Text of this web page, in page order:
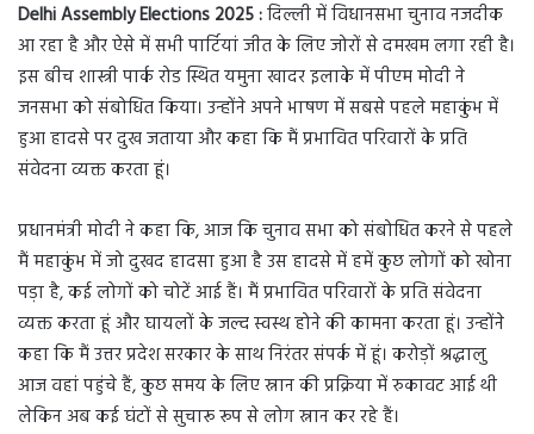
Delhi Assembly Elections 2025 :दिल्ली में विधानसभा चुनाव नजदीक
आ रहा है और ऐसे में सभी पार्टियां जीत के लिए जोरों से दमखम लगा रही है।
इस बीच शास्त्री पार्क रोड स्थित यमुना खादर इलाके में पीएम मोदी ने
जनसभा को संबोधित किया। उन्होंने अपने भाषण में सबसे पहले महाकुंभ में
हुआ हादसे पर दुख जताया और कहा कि मैं प्रभावित परिवारों के प्रति
संवेदना व्यक्त करता हूं।
प्रधानमंत्री मोदी ने कहा कि, आज कि चुनाव सभा को संबोधित करने से पहले
मैं महाकुंभ में जो दुखद हादसा हुआ है उस हादसे में हमें कुछ लोगों को खोना
पड़ा है, कई लोगों को चोटें आई हैं। मैं प्रभावित परिवारों के प्रति संवेदना
व्यक्त करता हूं और घायलों के जल्द स्वस्थ होने की कामना करता हूं। उन्होंने
कहा कि मैं उत्तर प्रदेश सरकार के साथ निरंतर संपर्क में हूं। करोड़ों श्रद्धालु
आज वहां पहुंचे हैं, कुछ समय के लिए स्नान की प्रक्रिया में रुकावट आई थी
लेकिन अब कई घंटों से सुचारू रूप से लोग स्नान कर रहे हैं।